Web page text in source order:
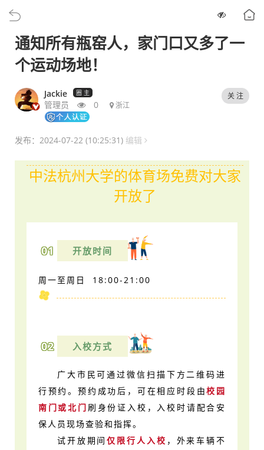
通知所有瓶窑人，家门口又多了一
个运动场地！
Jackie 圈 主
管理员 0 浙江
关 注
发布：2024-07-22 (10:25:31) 编辑
中法杭州大学的体育场免费对大家
开放了
01 开放时间
周一至周日 18:00-21:00
02 入校方式
广大市民可通过微信扫描下方二维码进
行预约。预约成功后，可在相应时段由校园
南门或北门 刷身份证入校，入校时请配合安
保人员现场查验和指挥。
试开放期间仅限行人入校 ，外来车辆不